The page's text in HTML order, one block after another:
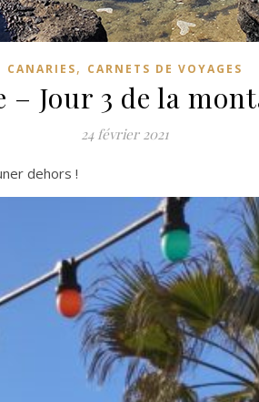
CANARIES, CARNETS DE VOYAGES
– Jour 3 de la
24 février 2021
dehors !